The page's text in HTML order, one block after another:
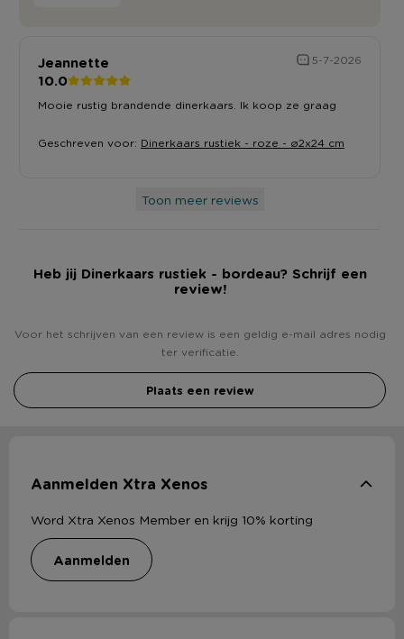
Jeannette 5-7-2026
10.0
Mooie rustig brandende dinerkaars. Ik koop ze graag
Geschreven voor: Dinerkaars rustiek - roze - ø2x24 cm
Toon meer reviews
Heb jij Dinerkaars rustiek - bordeau? Schrijf een
review!
Voor het schrijven van een review is een geldig e-mail adres nodig
ter verificatie.
Plaats een review
Aanmelden Xtra Xenos
Word Xtra Xenos Member en krijg 10% korting
aanmelden